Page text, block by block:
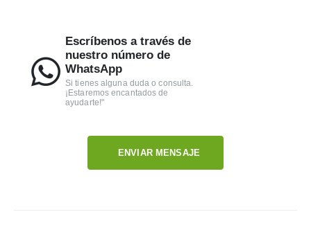
Escríbenos a través de
nuestro número de
WhatsApp
Si tienes alguna duda o consulta.
¡Estaremos encantados de
ayudarte!"
ENVIAR MENSAJE